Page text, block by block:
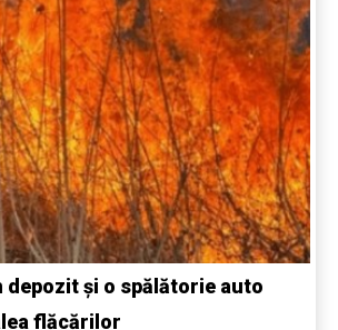
depozit și o spălătorie auto
flăcărilor